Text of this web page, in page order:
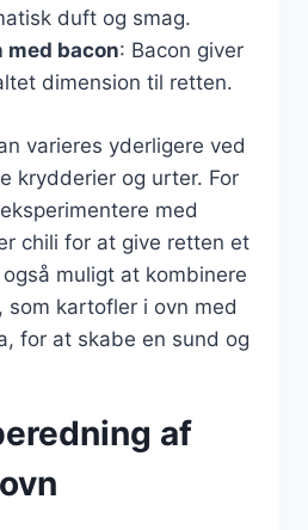
duft og smag.
med bacon: Bacon giver
dimension til retten.
varieres yderligere ved
krydderier og urter. For
med
chili for at give retten et
muligt at kombinere
som kartofler i ovn med
for at skabe en sund og
af